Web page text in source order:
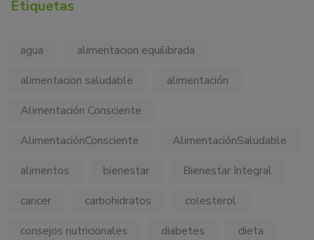
Etiquetas
agua
alimentacion equilibrada
alimentacion saludable
alimentación
Alimentación Consciente
AlimentaciónConsciente
AlimentaciónSaludable
alimentos
bienestar
Bienestar Integral
cancer
carbohidratos
colesterol
consejos nutricionales
diabetes
dieta